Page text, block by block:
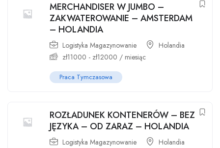
MERCHANDISER W JUMBO –
ZAKWATEROWANIE – AMSTERDAM
– HOLANDIA
Logistyka Magazynowanie
Holandia
zł11000 - zł12000 / miesiąc
Praca Tymczasowa
ROZŁADUNEK KONTENERÓW – BEZ
JĘZYKA – OD ZARAZ – HOLANDIA
Logistyka Magazynowanie
Holandia